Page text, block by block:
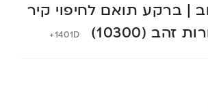
| ברקע תואם לחיפוי קיר
זהב (10300)
1401D+